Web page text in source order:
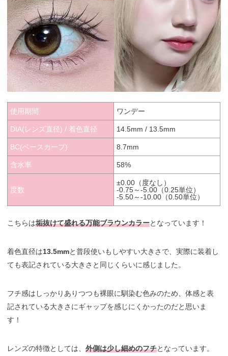
使用期間 ワンデー
DIA(レンズ直径) / 着色直径 14.5mm / 13.5mm
BC(ベースカーブ) 8.7mm
含水率 58%
度数
±0.00（度なし）
-0.75～-5.00（0.25単位）
-5.50～-10.00（0.50単位）
こちらは垢抜けて盛れる万能ブラウンカラーとなっています！
着色直径は13.5mmと普段使いもしやすい大きさで、実際に装着し
ても表記されている大きさと同じくらいに感じました。
フチ感はしっかりありつつも裸眼に馴染む色みのため、体感と表
記されている大きさにギャップを感じにくかったのだと思いま
す！
レンズの特徴としては、外側は少し細めのフチとなっています。